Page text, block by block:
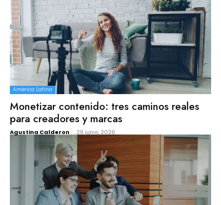
America Latina
Monetizar contenido: tres caminos reales
para creadores y marcas
Agustina Calderon - 29 junio, 2026